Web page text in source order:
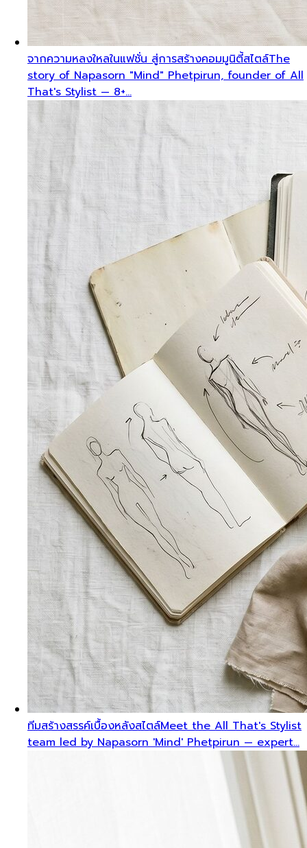
จากความหลงใหลในแฟชั่น สู่การสร้างคอมมูนิตี้สไตล์The
story of Napasorn "Mind" Phetpirun, founder of All
That's Stylist — 8+…
ทีมสร้างสรรค์เบื้องหลังสไตล์Meet the All That's Stylist
team led by Napasorn 'Mind' Phetpirun — expert…